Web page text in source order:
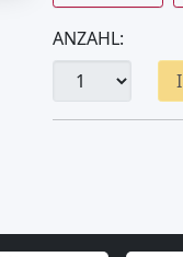
ANZAHL: